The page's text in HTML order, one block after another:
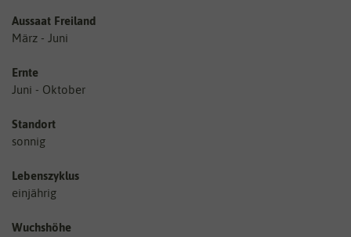
Aussaat Freiland
März - Juni
Ernte
Juni - Oktober
Standort
sonnig
Lebenszyklus
einjährig
Wuchshöhe